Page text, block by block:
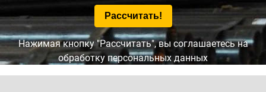
Нажимая кнопку "Рассчитать", вы соглашаетесь на
обработку персональных данных